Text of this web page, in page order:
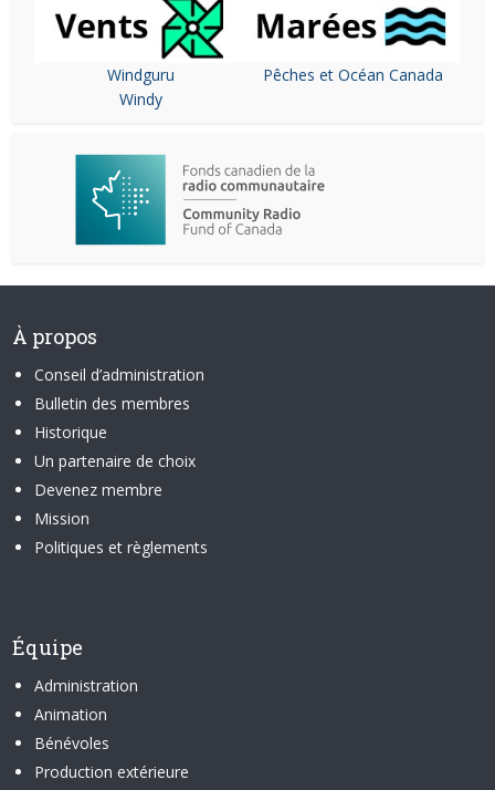
Windguru
Windy
Pêches et Océan Canada
À propos
Conseil d’administration
Bulletin des membres
Historique
Un partenaire de choix
Devenez membre
Mission
Politiques et règlements
Équipe
Administration
Animation
Bénévoles
Production extérieure